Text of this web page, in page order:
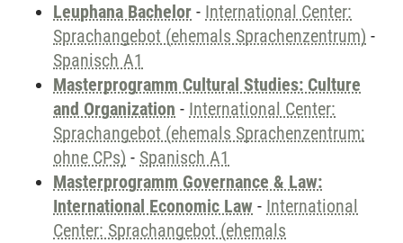
Leuphana Bachelor - International Center:
Sprachangebot (ehemals Sprachenzentrum) -
Spanisch A1
Masterprogramm Cultural Studies: Culture
and Organization - International Center:
Sprachangebot (ehemals Sprachenzentrum;
ohne CPs) - Spanisch A1
Masterprogramm Governance & Law:
International Economic Law - International
Center: Sprachangebot (ehemals